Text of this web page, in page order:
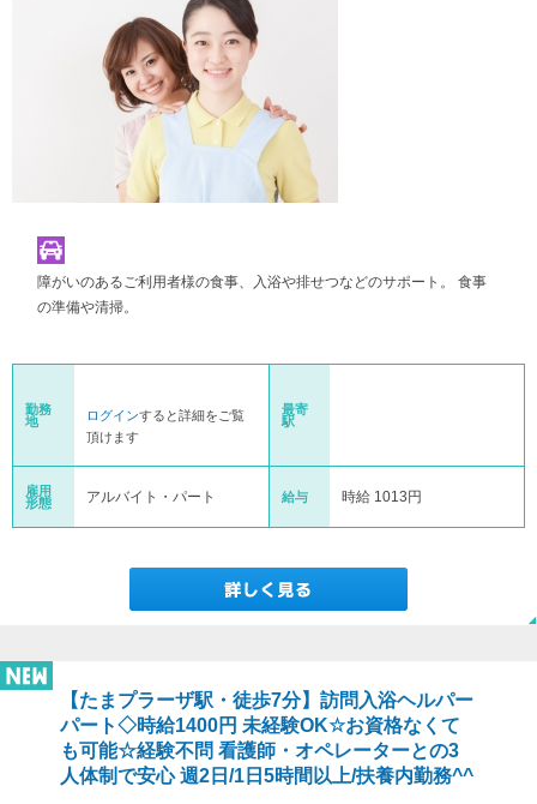
障がいのあるご利用者様の食事、入浴や排せつなどのサポート。 食事
の準備や清掃。
勤務
地
ログインすると詳細をご覧
頂けます
最寄
駅
雇用
形態
アルバイト・パート 給与 時給 1013円
【たまプラーザ駅・徒歩7分】訪問入浴ヘルパー
パート◇時給1400円 未経験OK☆お資格なくて
も可能☆経験不問 看護師・オペレーターとの3
人体制で安心 週2日/1日5時間以上/扶養内勤務^^